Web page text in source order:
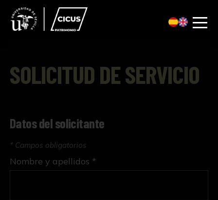
SOLICITUD DE SERVICIO
Datos del solicitante
* Campos obligatorios
Nombre y apellidos *